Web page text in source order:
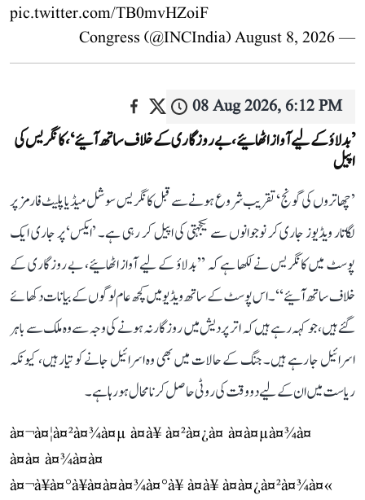
pic.twitter.com/TB0mvHZoiF
— Congress (@INCIndia)
August 8, 2026
08 Aug 2026, 6:12 PM
’بدلاؤ کے لیے آواز اٹھائیے، بے روزگاری کے خلاف ساتھ آئیے‘، کانگریس کی
اپیل
’چھاتروں کی گونج‘ تقریب شروع ہونے سے قبل کانگریس سوشل میڈیا پلیٹ فارمز پر
لگاتار ویڈیوز جاری کر نوجوانوں سے یکجہتی کی اپیل کر رہی ہے۔ ’ایکس‘ پر جاری ایک
پوسٹ میں کانگریس نے لکھا ہے کہ ’’بدلاؤ کے لیے آواز اٹھائیے، بے روزگاری کے
خلاف ساتھ آئیے‘‘۔ اس پوسٹ کے ساتھ ویڈیو میں کچھ عام لوگوں کے بیانات دکھائے
گئے ہیں، جو کہہ رہے ہیں کہ اتر پردیش میں روزگار نہ ہونے کی وجہ سے وہ ملک سے باہر
اسرائیل جا رہے ہیں۔ جنگ کے حالات میں بھی وہ اسرائیل جانے کو تیار ہیں، کیونکہ
ریاست میں ان کے لیے دو وقت کی روٹی حاصل کرنا محال ہو رہا ہے۔
à¤¬à¤¦à¤²à¤¾à¤µ à¤à¥ à¤²à¤¿à¤ à¤à¤µà¤¾à¤
à¤à¤ à¤¾à¤à¤
à¤¬à¥à¤°à¥à¤à¤à¤¾à¤°à¥ à¤à¥ à¤à¤¿à¤²à¤¾à¤«